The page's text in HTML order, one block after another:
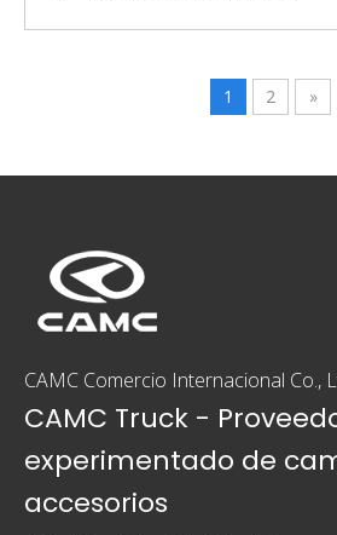
1 2 »
CAMC Comercio Internacional Co.,
CAMC Truck -
experimentado de
accesorios